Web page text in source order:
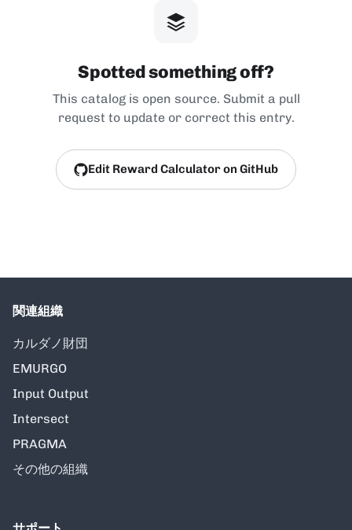
Spotted something off?
This catalog is open source. Submit a pull
request to update or correct this entry.
Edit Reward Calculator on GitHub
関連組織
カルダノ財団
EMURGO
Input Output
Intersect
PRAGMA
その他の組織